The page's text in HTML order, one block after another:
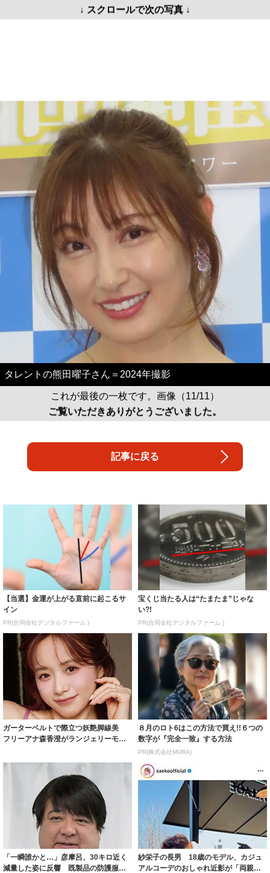
↓ スクロールで次の写真 ↓
タレントの熊田曜子さん＝2024年撮影
これが最後の一枚です。画像（11/11）
ご覧いただきありがとうございました。
記事に戻る
【当選】金運が上がる直前に起こるサ
イン
PR(合同会社デジタルファーム )
宝くじ当たる人は“たまたま”じゃな
い?!
PR(合同会社デジタルファーム )
ガーターベルトで際立つ妖艶脚線美
フリーアナ森香澄がランジェリーモデ
８月のロト6はこの方法で買え!!６つの
数字が『完全一致』する方法
PR(株式会社MURA)
「一瞬誰かと…」彦摩呂、30キロ近く
減量した姿に反響 既製品の防護服が
紗栄子の長男 18歳のモデル、カジュ
アルコーデのおしゃれ近影が「両親の